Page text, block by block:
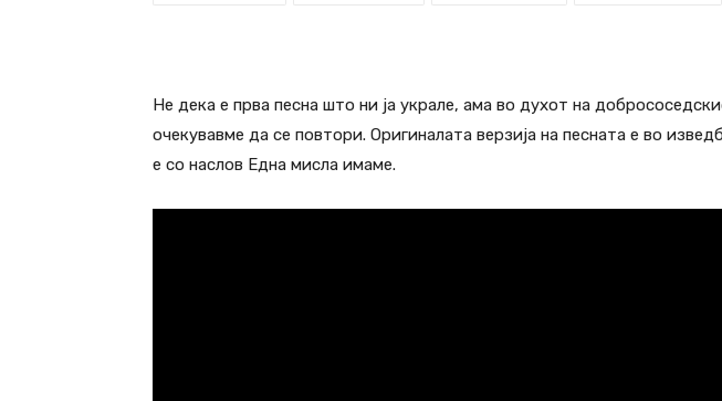
Не дека е прва песна што ни ја украле, ама во духот на
очекувавме да се повтори. Оригиналата верзија на песната е во
е со наслов Една мисла имаме.